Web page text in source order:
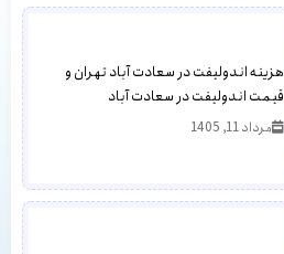
هزینه اندولیفت در سعادت آباد تهران و
قیمت اندولیفت در سعادت آباد
مرداد 11, 1405